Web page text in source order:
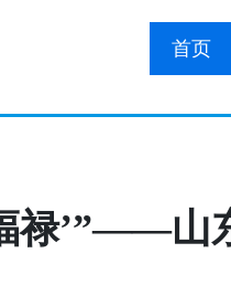
首页
禄’”——山